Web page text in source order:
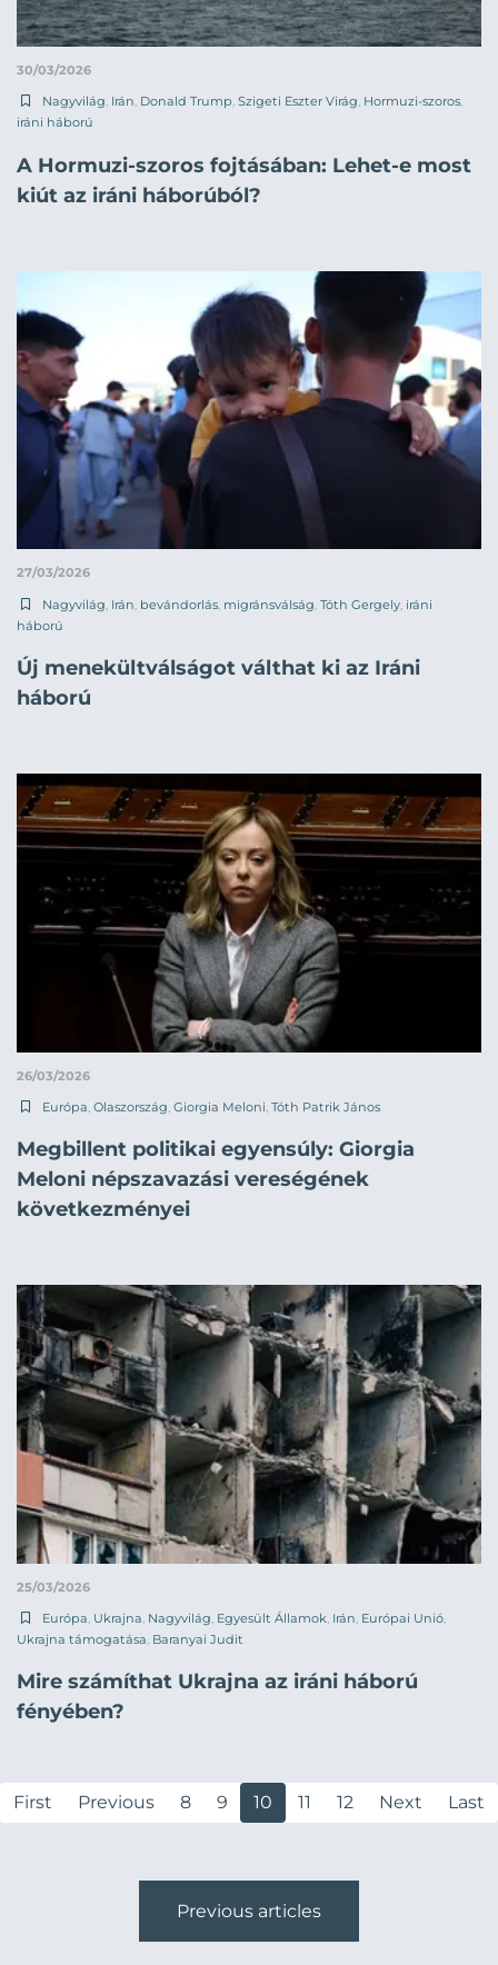
30/03/2026
Nagyvilág, Irán, Donald Trump, Szigeti Eszter Virág, Hormuzi-szoros,
iráni háború
A Hormuzi-szoros fojtásában: Lehet-e most
kiút az iráni háborúból?
27/03/2026
Nagyvilág Irán bevándorlás migránsválság Tóth Gergely iráni
háború
Új menekültválságot válthat ki az Iráni
háború
26/03/2026
Európa Olaszország Giorgia Meloni Tóth Patrik János
Megbillent politikai egyensúly: Giorgia
Meloni népszavazási vereségének
következményei
25/03/2026
Európa, Ukrajna, Nagyvilág, Egyesült Államok, Irán, Európai Unió,
Ukrajna támogatása, Baranyai Judit
Mire számíthat Ukrajna az iráni háború
fényében?
First Previous 8 9 10 11 12 Next Last
Previous articles